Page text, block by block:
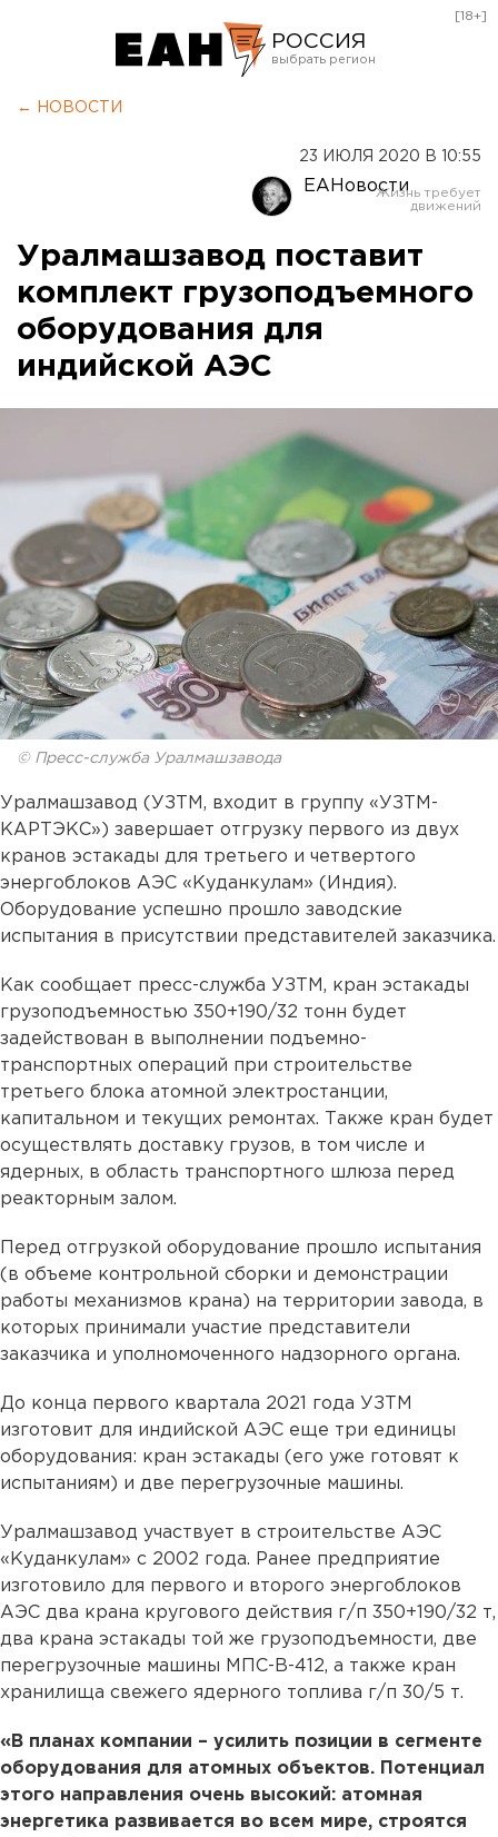
РОССИЯ
Оренбург
[18+]
← НОВОСТИ
23 ИЮЛЯ 2020 В 10:55
ЕАНовости
Уралмашзавод поставит
комплект грузоподъемного
оборудования для
индийской АЭС
© Пресс-служба Уралмашзавода
Уралмашзавод (УЗТМ, входит в группу «УЗТМ-
КАРТЭКС») завершает отгрузку первого из двух
кранов эстакады для третьего и четвертого
энергоблоков АЭС «Куданкулам» (Индия).
Оборудование успешно прошло заводские
испытания в присутствии представителей заказчика.
Как сообщает пресс-служба УЗТМ, кран эстакады
грузоподъемностью 350+190/32 тонн будет
задействован в выполнении подъемно-
транспортных операций при строительстве
третьего блока атомной электростанции,
капитальном и текущих ремонтах. Также кран будет
осуществлять доставку грузов, в том числе и
ядерных, в область транспортного шлюза перед
реакторным залом.
Перед отгрузкой оборудование прошло испытания
(в объеме контрольной сборки и демонстрации
работы механизмов крана) на территории завода, в
которых принимали участие представители
заказчика и уполномоченного надзорного органа.
До конца первого квартала 2021 года УЗТМ
изготовит для индийской АЭС еще три единицы
оборудования: кран эстакады (его уже готовят к
испытаниям) и две перегрузочные машины.
Уралмашзавод участвует в строительстве АЭС
«Куданкулам» с 2002 года. Ранее предприятие
изготовило для первого и второго энергоблоков
АЭС два крана кругового действия г/п 350+190/32 т,
два крана эстакады той же грузоподъемности, две
перегрузочные машины МПС-В-412, а также кран
хранилища свежего ядерного топлива г/п 30/5 т.
«В планах компании – усилить позиции в сегменте
оборудования для атомных объектов. Потенциал
этого направления очень высокий: атомная
энергетика развивается во всем мире, строятся